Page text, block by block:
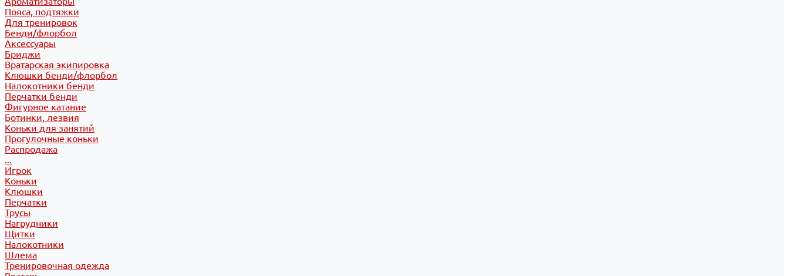
Пояса, подтяжки
Для тренировок
Бенди/флорбол
Аксессуары
Бриджи
Вратарская экипировка
Клюшки бенди/флорбол
Налокотники бенди
Перчатки бенди
Фигурное катание
Ботинки, лезвия
Коньки для занятий
Прогулочные коньки
Распродажа
...
Игрок
Коньки
Клюшки
Перчатки
Трусы
Нагрудники
Щитки
Налокотники
Шлема
Тренировочная одежда